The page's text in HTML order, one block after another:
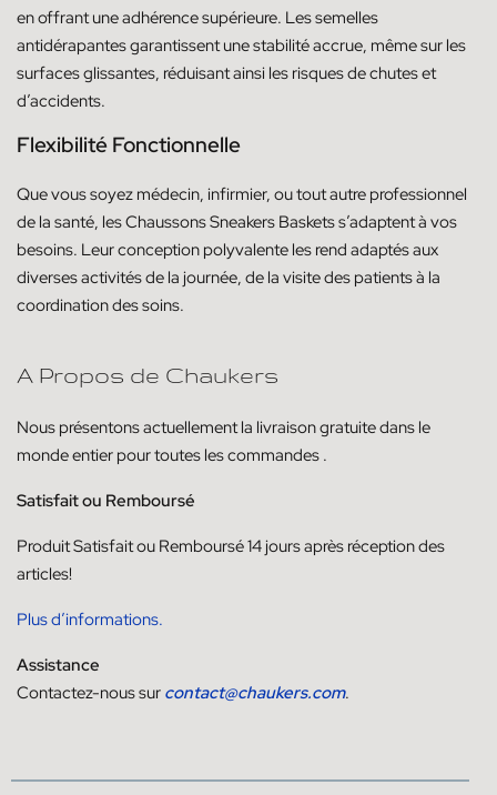
en offrant une adhérence supérieure. Les semelles
antidérapantes garantissent une stabilité accrue, même sur les
surfaces glissantes, réduisant ainsi les risques de chutes et
d’accidents.
Flexibilité Fonctionnelle
Que vous soyez médecin, infirmier, ou tout autre professionnel
de la santé, les Chaussons Sneakers Baskets s’adaptent à vos
besoins. Leur conception polyvalente les rend adaptés aux
diverses activités de la journée, de la visite des patients à la
coordination des soins.
A Propos de Chaukers
Nous présentons actuellement la livraisongratuite dans le
monde entier pour toutes les commandes .
Satisfait ou Remboursé
ProduitSatisfait ou Remboursé14joursaprès réception des
articles!
Plus d’informations.
Assistance
Contactez-nous sur contact@chaukers.com.